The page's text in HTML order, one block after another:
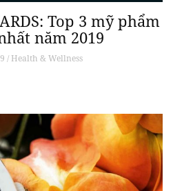
Top 3 mỹ phẩm
năm 2019
/ Health & Wellness